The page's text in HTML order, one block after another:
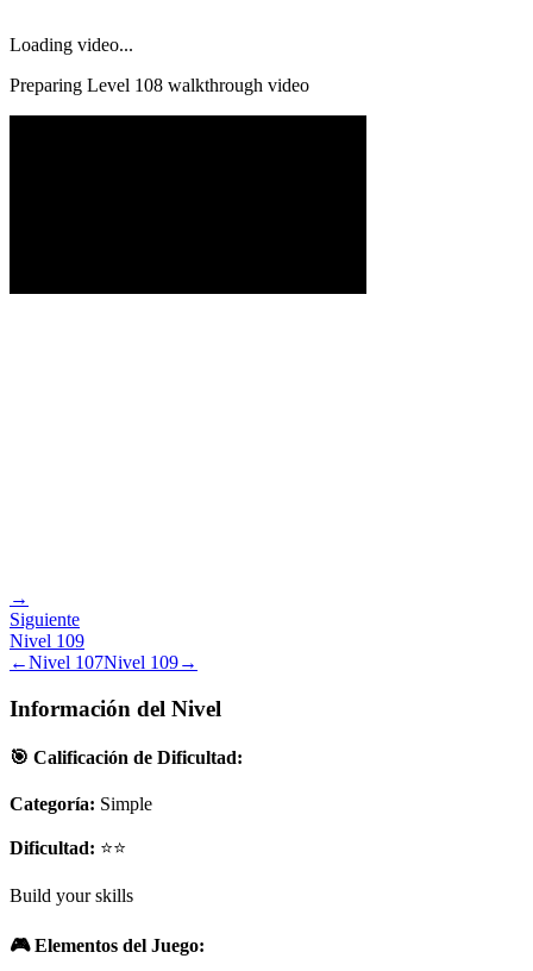
Loading video...
Preparing Level 108 walkthrough video
→
Siguiente
Nivel 109
←Nivel 107Nivel 109→
Información del Nivel
🎯 Calificación de Dificultad:
Categoría: Simple
Dificultad: ⭐⭐
Build your skills
🎮 Elementos del Juego: